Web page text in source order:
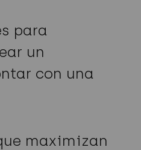
para
un
con una
maximizan